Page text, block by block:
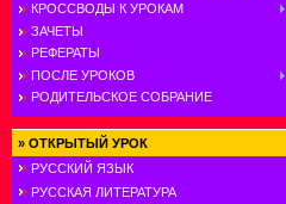
КРОССВОДЫ К УРОКАМ
ЗАЧЕТЫ
РЕФЕРАТЫ
ПОСЛЕ УРОКОВ
РОДИТЕЛЬСКОЕ СОБРАНИЕ
» ОТКРЫТЫЙ УРОК
РУССКИЙ ЯЗЫК
РУССКАЯ ЛИТЕРАТУРА